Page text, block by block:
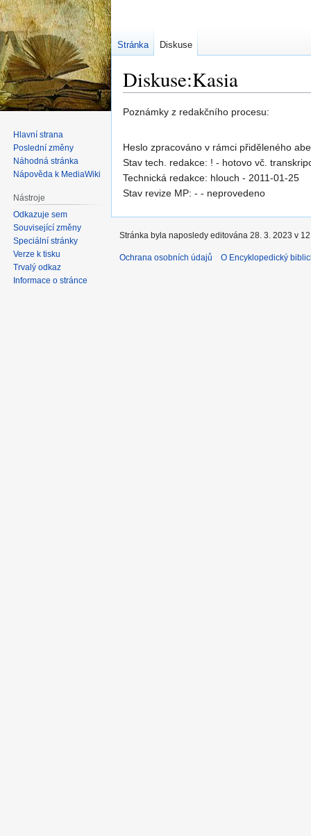
Diskuse:Kasia
Skočit
navigaci
Skočit
vyhledávání
Poznámky z redakčního procesu:
Heslo zpracováno v rámci přiděleného
Stav tech. redakce: ! - hotovo vč.
Technická redakce: hlouch - 2011-01-25
Stav revize MP: - - neprovedeno
Stránka Diskuse
Hlavní strana
Poslední změny
Náhodná stránka
Nápověda k MediaWiki
Nástroje
Odkazuje sem
Související změny
Speciální stránky
Verze k tisku
Trvalý odkaz
Informace o stránce
Stránka byla naposledy editována 28. 3. 2023 v
Ochrana osobních údajů O Encyklopedický